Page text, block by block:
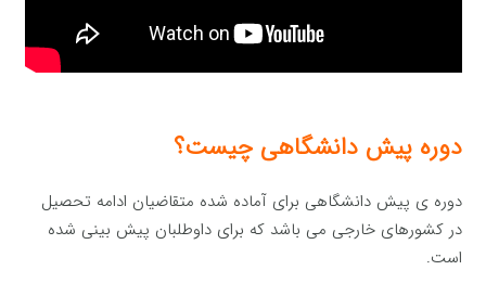
دوره پیش دانشگاهی چیست؟
دوره ی پیش دانشگاهی برای آماده شده متقاضیان ادامه تحصیل
در کشورهای خارجی می باشد که برای داوطلبان پیش بینی شده
است.